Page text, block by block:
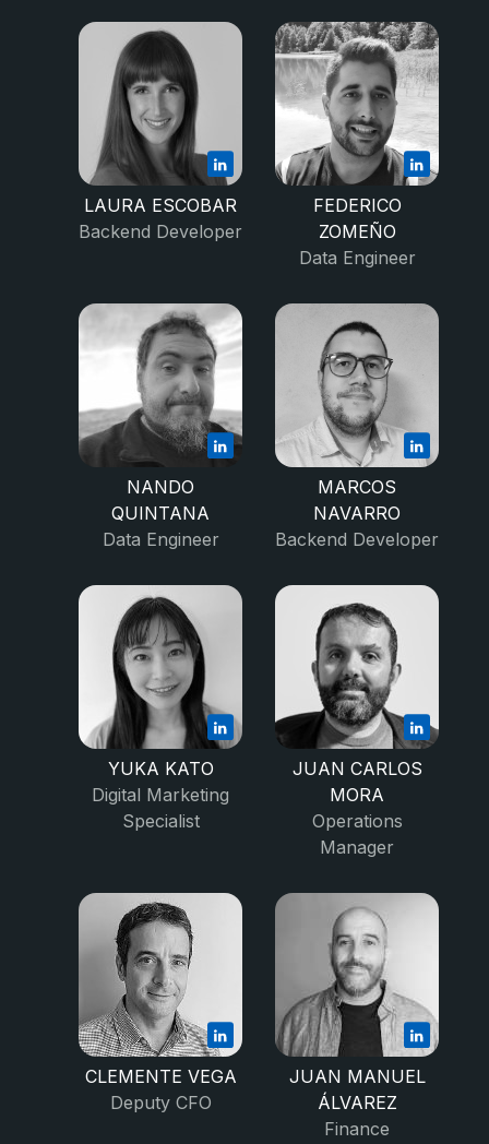
LAURA ESCOBAR
Backend Developer
FEDERICO
ZOMEÑO
Data Engineer
NANDO
QUINTANA
Data Engineer
MARCOS
NAVARRO
Backend Developer
YUKA KATO
Digital Marketing
Specialist
JUAN CARLOS
MORA
Operations
Manager
CLEMENTE VEGA
Deputy CFO
JUAN MANUEL
ÁLVAREZ
Finance